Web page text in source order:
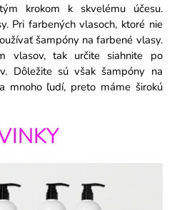
krokom k skvelému účesu.
Pri farbených vlasoch, ktoré nie
šampóny na farbené vlasy.
vlasov, tak určite siahnite po
Dôležite sú však šampóny na
mnoho ľudí, preto máme širokú